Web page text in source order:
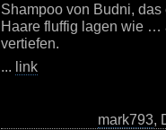
Shampoo von Budni,
Haare fluffig lagen wie …
vertiefen.
... link
mark793,